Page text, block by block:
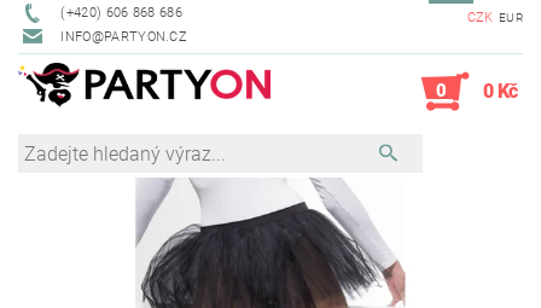
(+420) 606 868 686
INFO@PARTYON.CZ
CZK EUR
0 0 Kč